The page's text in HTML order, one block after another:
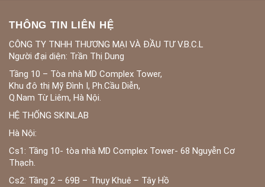
THÔNG TIN LIÊN HỆ
CÔNG TY TNHH THƯƠNG MẠI VÀ ĐẦU TƯ V.B.C.L
Người đại diện: Trần Thị Dung
Tầng 10 – Tòa nhà MD Complex Tower,
Khu đô thị Mỹ Đình I, Ph.Cầu Diễn,
Q.Nam Từ Liêm, Hà Nội.
HỆ THỐNG SKINLAB
Hà Nội:
Cs1: Tầng 10- tòa nhà MD Complex Tower- 68 Nguyễn Cơ
Thạch.
Cs2: Tầng 2 – 69B – Thụy Khuê – Tây Hồ